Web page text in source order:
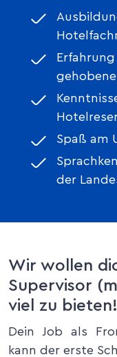
Spaß am
der
Wir wollen
Supervisor
viel zu bieten!
Dein Job als
kann der erste